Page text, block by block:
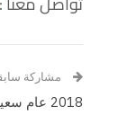
مشاركة
2018 عام سعيد على الجميع